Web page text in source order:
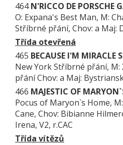
464N'RICCO DE PORSCHE
O: Expana's Best Man, M:
Stříbrné přání, Chov: a Maj:
Třída otevřená
465 BECAUSE I'M MIRACLE
New York Stříbrné přání, M:
přání Chov: a Maj:
466 MAJESTIC OF
Pocus of Maryon`s Home,
Cane, Chov: Bibianne
Irena, V2, r.CAC
Třída vítězů